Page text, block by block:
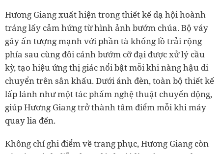
Hương Giang xuất hiện trong thiết kế dạ hội hoành
tráng lấy cảm hứng từ hình ảnh bướm chúa. Bộ váy
gây ấn tượng mạnh với phần tà khổng lồ trải rộng
phía sau cùng đôi cánh bướm cỡ đại được xử lý cầu
kỳ, tạo hiệu ứng thị giác nổi bật mỗi khi nàng hậu di
chuyển trên sân khấu. Dưới ánh đèn, toàn bộ thiết kế
lấp lánh như một tác phẩm nghệ thuật chuyển động,
giúp Hương Giang trở thành tâm điểm mỗi khi máy
quay lia đến.
Không chỉ ghi điểm về trang phục, Hương Giang còn